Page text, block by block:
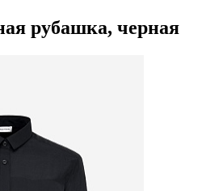
рубашка, черная